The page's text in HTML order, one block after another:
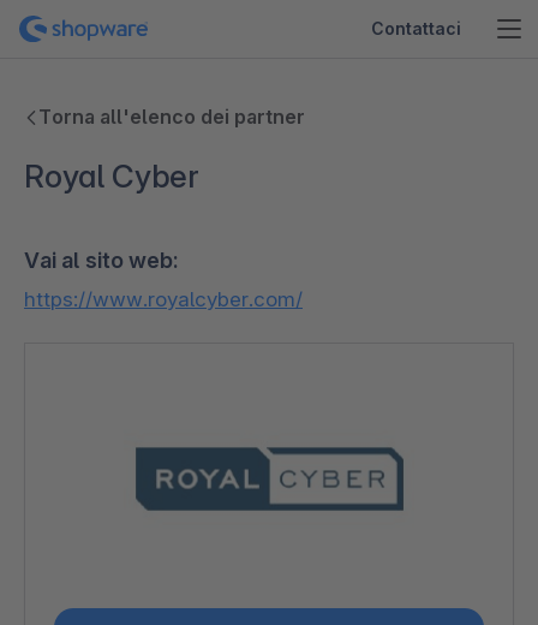
Contattaci
Torna all'elenco dei partner
Royal Cyber
Vai al sito web:
https://www.royalcyber.com/